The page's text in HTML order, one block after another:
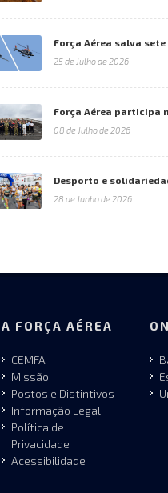
Força Aérea salva
25 de Julho de 2026
Força Aérea participa
08 de Julho de 2026
Desporto e
28 de Junho de 2026
A FORÇA AÉREA
CEMFA
Missão
Postos e Distintivos
Informação Legal
Política de
Privacidade
Acessibilidade